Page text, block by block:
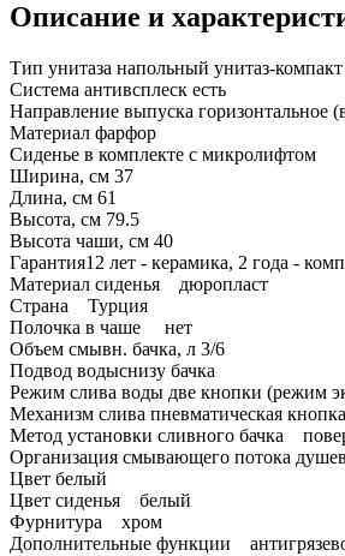
Описание и
Тип унитаза напольный унитаз-компакт
Система антивсплеск есть
Направление выпуска горизонтальное
Материал фарфор
Сиденье в комплекте с микролифтом
Ширина, см 37
Длина, см 61
Высота, см 79.5
Высота чаши, см 40
Гарантия12 лет - керамика, 2 года -
Материал сиденья дюропласт
Страна Турция
Полочка в чаше нет
Объем смывн. бачка, л 3/6
Подвод водыснизу бачка
Режим слива воды две кнопки (режим
Механизм слива пневматическая кнопка
Метод установки сливного бачка
Организация смывающего потока
Цвет белый
Цвет сиденья белый
Фурнитура хром
Дополнительные функции